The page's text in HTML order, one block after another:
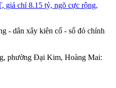
- dân xây kiên cố - sổ đỏ chính
phường Đại Kim, Hoàng Mai: